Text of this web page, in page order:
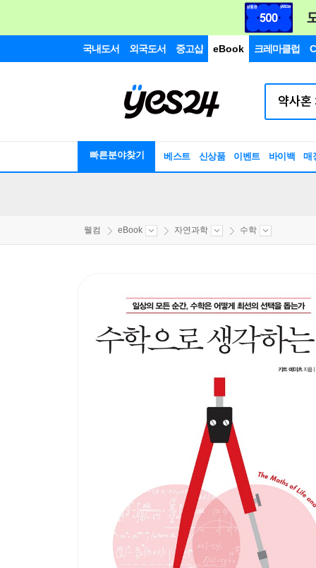
국내도서 외국도서 중고샵 eBook 크레마클럽
빠른분야찾기 베스트 신상품 이벤트 바이백 매
웰컴 eBook 자연과학 수학